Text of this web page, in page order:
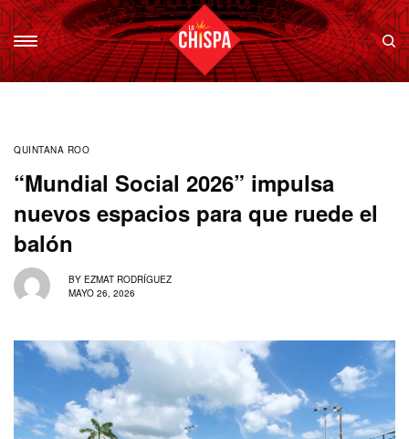
QUINTANA ROO
“Mundial Social 2026” impulsa
nuevos espacios para que ruede el
balón
BY EZMAT RODRÍGUEZ
MAYO 26, 2026